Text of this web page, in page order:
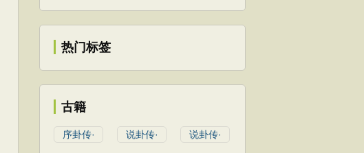
热门标签
古籍
序卦传· 说卦传· 说卦传·